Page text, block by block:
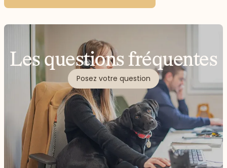
Les questions fréquentes
Posez votre question